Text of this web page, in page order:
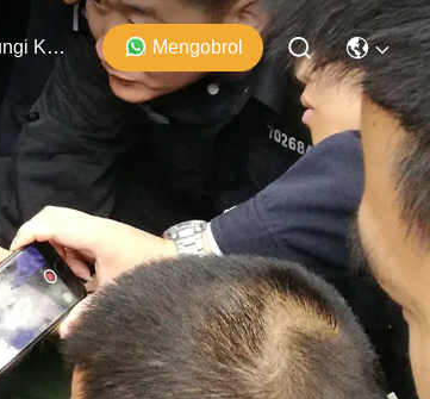
Hubungi Kami Mengobrol